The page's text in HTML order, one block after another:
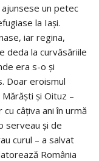
un petec
la Iași.
iar regina,
deda la curvăsăriile
era s-o și
Doar eroismul
și Oituz –
câțiva ani în urmă
serveau și de
curul – a salvat
România